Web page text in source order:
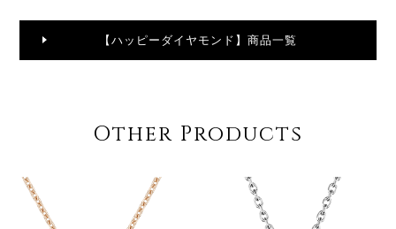
【ハッピーダイヤモンド】商品一覧
Other Products